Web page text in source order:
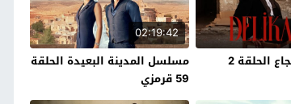
مسلسل الشجاع الحلقة 2
02:19:42
مسلسل المدينة البعيدة الحلقة
59 قرمزي